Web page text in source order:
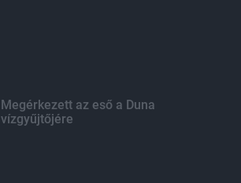
Megérkezett az eső a Duna
vízgyűjtőjére